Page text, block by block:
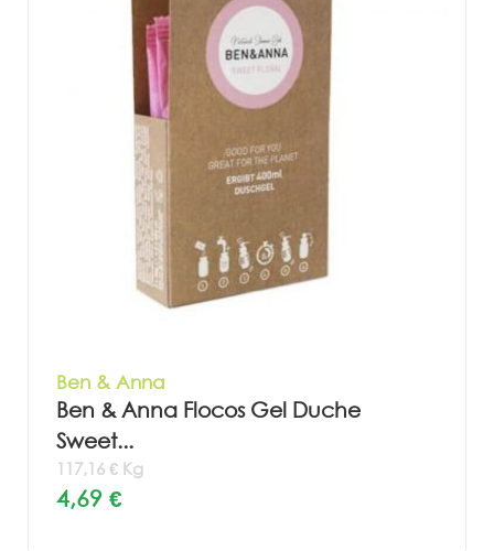
Ben & Anna
Ben & Anna Flocos Gel Duche
Sweet...
117,16 € Kg
4,69 €